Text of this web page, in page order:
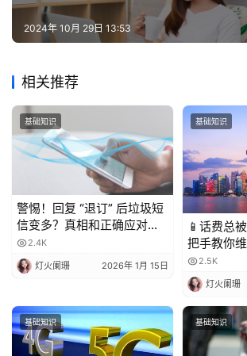
2024年 10月 29日 13:53
相关推荐
基础知识
警惕！回复 “退订” 后垃圾短
信变多？真相和正确应对方
法都在这
2.4K
灯火阑珊 2026年 1月 15日
基础知识
📱话费总
把手教你
2.5K
灯火阑珊
基础知识 基础知识